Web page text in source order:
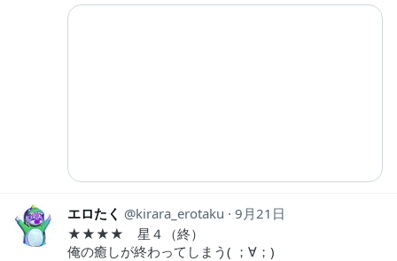
エロたく kirara_erotaku
9月21日
★★★★ 星４（終）
俺の癒しが終わってしまう( ；∀；)